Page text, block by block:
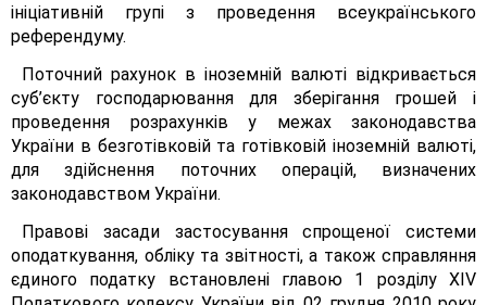
ініціативній групі з проведення всеукраїнського
референдуму.
Поточний рахунок в іноземній валюті відкривається
суб’єкту господарювання для зберігання грошей і
проведення розрахунків у межах законодавства
України в безготівковій та готівковій іноземній валюті,
для здійснення поточних операцій, визначених
законодавством України.
Правові засади застосування спрощеної системи
оподаткування, обліку та звітності, а також справляння
єдиного податку встановлені главою 1 розділу XIV